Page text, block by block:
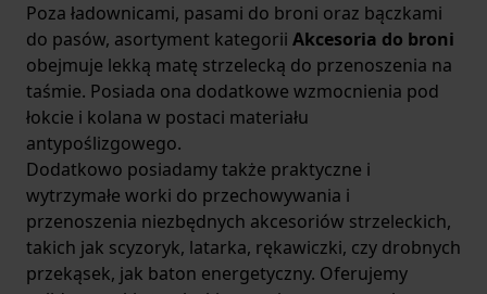
Poza ładownicami, pasami do broni oraz bączkami
do pasów, asortyment kategorii Akcesoria do broni
obejmuje lekką matę strzelecką do przenoszenia na
taśmie. Posiada ona dodatkowe wzmocnienia pod
łokcie i kolana w postaci materiału
antypoślizgowego.
Dodatkowo posiadamy także praktyczne i
wytrzymałe worki do przechowywania i
przenoszenia niezbędnych akcesoriów strzeleckich,
takich jak scyzoryk, latarka, rękawiczki, czy drobnych
przekąsek, jak baton energetyczny. Oferujemy